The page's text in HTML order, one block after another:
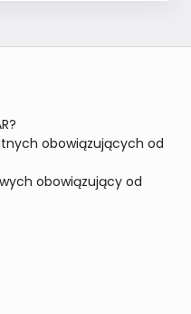
obowiązujących od
obowiązujący od